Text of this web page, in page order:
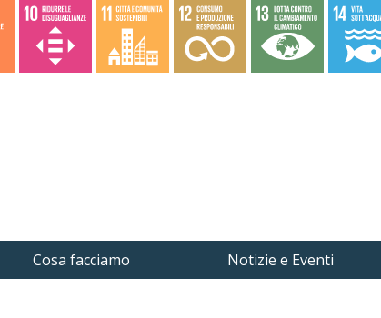
Cosa facciamo Notizie e Eventi